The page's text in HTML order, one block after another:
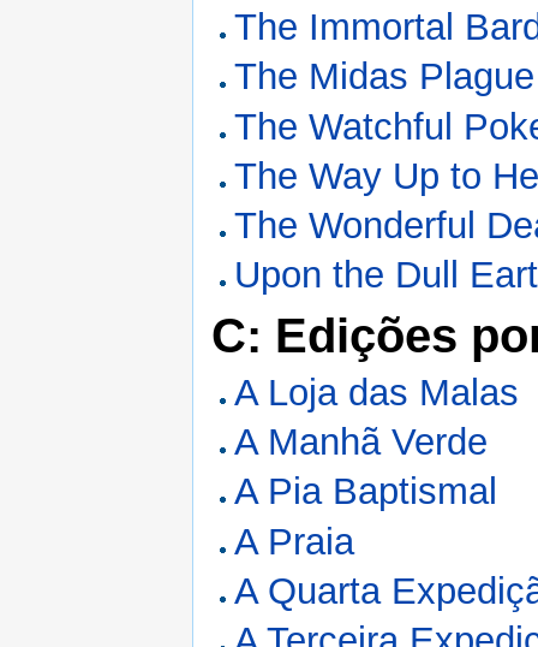
The Immortal
The Midas Plague
The Watchful
The Way Up to
The Wonderful
Upon the Dull
C: Edições
A Loja das Malas
A Manhã Verde
A Pia Baptismal
A Praia
A Quarta